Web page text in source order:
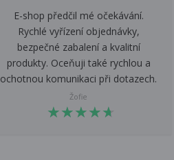
E-shop předčil mé očekávání.
Rychlé vyřízení objednávky,
bezpečné zabalení a kvalitní
produkty. Oceňuji také rychlou a
ochotnou komunikaci při dotazech.
Žofie
★★★★★
★★★★★